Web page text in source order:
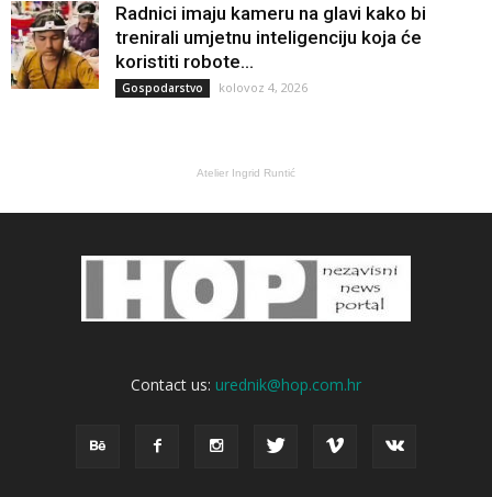
Radnici imaju kameru na glavi kako bi
trenirali umjetnu inteligenciju koja će
koristiti robote...
Gospodarstvo kolovoz 4, 2026
Atelier Ingrid Runtić
Contact us: urednik@hop.com.hr